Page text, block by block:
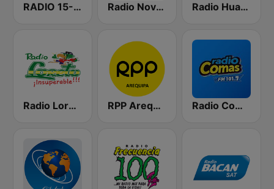
RADIO 15-50 Radio Nova Perú Radio Huancayo
Radio Loreto RPP Arequipa Radio Comas FM